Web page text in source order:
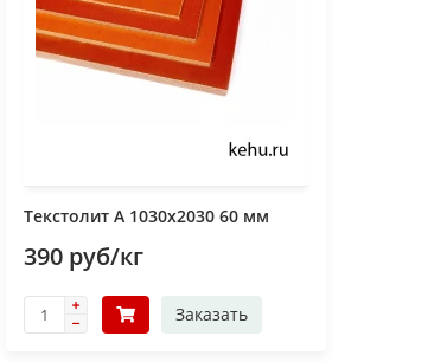
Текстолит А 1030х2030 60 мм
390 руб/кг
Заказать